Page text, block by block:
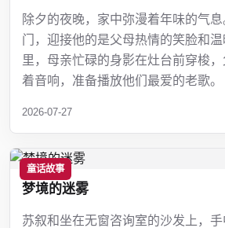
除夕的夜晚，家中弥漫着年味的气
门，迎接他的是父母热情的笑脸和
里，母亲忙碌的身影在灶台前穿梭
着音响，准备播放他们最爱的老歌
2026-07-27
童话故事
梦境的迷雾
苏叙和坐在无窗咨询室的沙发上，